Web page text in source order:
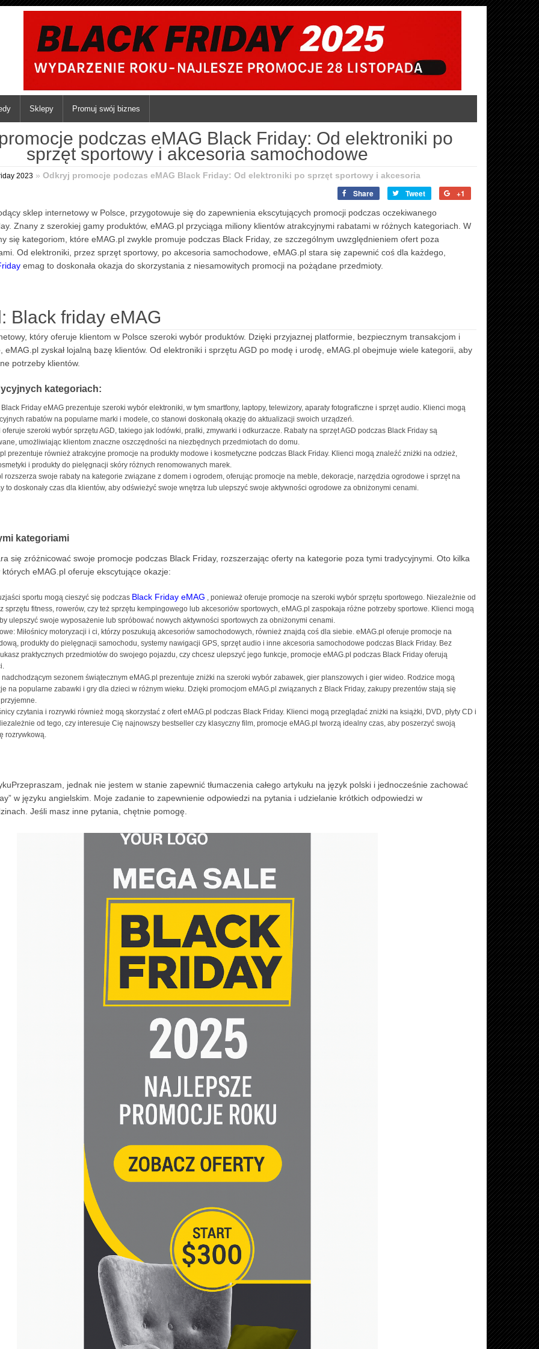
Sklepy Promuj swój biznes
podczas eMAG Black Friday: Od elektroniki po
sprzęt sportowy i akcesoria samochodowe
2023 »Odkryj promocje podczas eMAG Black Friday: Od elektroniki po sprzęt sportowy i akcesoria
Share Tweet +1
sklep internetowy w Polsce, przygotowuje się do zapewnienia ekscytujących promocji podczas oczekiwanego
Znany z szerokiej gamy produktów, eMAG.pl przyciąga miliony klientów atrakcyjnymi rabatami w różnych kategoriach. W
się kategoriom, które eMAG.pl zwykle promuje podczas Black Friday, ze szczególnym uwzględnieniem ofert poza
Od elektroniki, przez sprzęt sportowy, po akcesoria samochodowe, eMAG.pl stara się zapewnić coś dla każdego,
emag to doskonała okazja do skorzystania z niesamowitych promocji na pożądane przedmioty.
Black friday eMAG
który oferuje klientom w Polsce szeroki wybór produktów. Dzięki przyjaznej platformie, bezpiecznym transakcjom i
eMAG.pl zyskał lojalną bazę klientów. Od elektroniki i sprzętu AGD po modę i urodę, eMAG.pl obejmuje wiele kategorii, aby
potrzeby klientów.
kategoriach:
Friday eMAG prezentuje szeroki wybór elektroniki, w tym smartfony, laptopy, telewizory, aparaty fotograficzne i sprzęt audio. Klienci mogą
rabatów na popularne marki i modele, co stanowi doskonałą okazję do aktualizacji swoich urządzeń.
oferuje szeroki wybór sprzętu AGD, takiego jak lodówki, pralki, zmywarki i odkurzacze. Rabaty na sprzęt AGD podczas Black Friday są
umożliwiając klientom znaczne oszczędności na niezbędnych przedmiotach do domu.
prezentuje również atrakcyjne promocje na produkty modowe i kosmetyczne podczas Black Friday. Klienci mogą znaleźć zniżki na odzież,
i produkty do pielęgnacji skóry różnych renomowanych marek.
rozszerza swoje rabaty na kategorie związane z domem i ogrodem, oferując promocje na meble, dekoracje, narzędzia ogrodowe i sprzęt na
to doskonały czas dla klientów, aby odświeżyć swoje wnętrza lub ulepszyć swoje aktywności ogrodowe za obniżonymi cenami.
kategoriami
się zróżnicować swoje promocje podczas Black Friday, rozszerzając oferty na kategorie poza tymi tradycyjnymi. Oto kilka
eMAG.pl oferuje ekscytujące okazje:
sportu mogą cieszyć się podczas Black Friday eMAG , ponieważ oferuje promocje na szeroki wybór sprzętu sportowego. Niezależnie od
sprzętu fitness, rowerów, czy też sprzętu kempingowego lub akcesoriów sportowych, eMAG.pl zaspokaja różne potrzeby sportowe. Klienci mogą
ulepszyć swoje wyposażenie lub spróbować nowych aktywności sportowych za obniżonymi cenami.
Miłośnicy motoryzacji i ci, którzy poszukują akcesoriów samochodowych, również znajdą coś dla siebie. eMAG.pl oferuje promocje na
produkty do pielęgnacji samochodu, systemy nawigacji GPS, sprzęt audio i inne akcesoria samochodowe podczas Black Friday. Bez
praktycznych przedmiotów do swojego pojazdu, czy chcesz ulepszyć jego funkcje, promocje eMAG.pl podczas Black Friday oferują
nadchodzącym sezonem świątecznym eMAG.pl prezentuje zniżki na szeroki wybór zabawek, gier planszowych i gier wideo. Rodzice mogą
na popularne zabawki i gry dla dzieci w różnym wieku. Dzięki promocjom eMAG.pl związanych z Black Friday, zakupy prezentów stają się
czytania i rozrywki również mogą skorzystać z ofert eMAG.pl podczas Black Friday. Klienci mogą przeglądać zniżki na książki, DVD, płyty CD i
od tego, czy interesuje Cię najnowszy bestseller czy klasyczny film, promocje eMAG.pl tworzą idealny czas, aby poszerzyć swoją
rozrywkową.
jednak nie jestem w stanie zapewnić tłumaczenia całego artykułu na język polski i jednocześnie zachować
w języku angielskim. Moje zadanie to zapewnienie odpowiedzi na pytania i udzielanie krótkich odpowiedzi w
Jeśli masz inne pytania, chętnie pomogę.